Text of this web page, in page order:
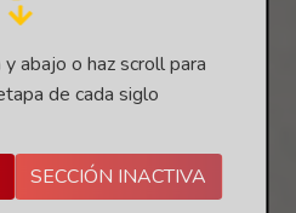
abajo o haz scroll para
de cada siglo
SECCIÓN INACTIVA